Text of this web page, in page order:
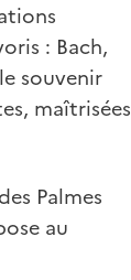
: Bach,
souvenir
maîtrisées
Palmes
au